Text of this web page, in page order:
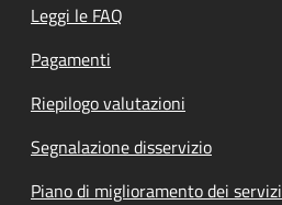
Leggi le FAQ
Pagamenti
Riepilogo valutazioni
Segnalazione disservizio
Piano di miglioramento dei servizi